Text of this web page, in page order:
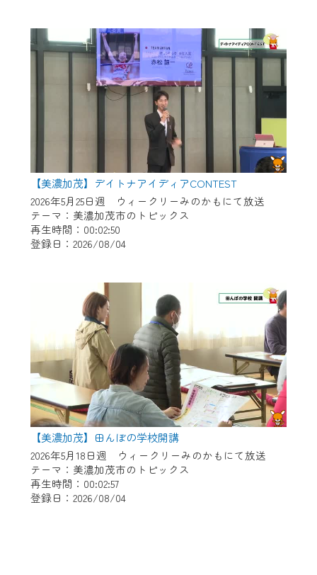
【美濃加茂】デイトナアイディアCONTEST
2026年5月25日週 ウィークリーみのかもにて放送
テーマ：美濃加茂市のトピックス
再生時間：00:02:50
登録日：2026/08/04
【美濃加茂】田んぼの学校開講
2026年5月18日週 ウィークリーみのかもにて放送
テーマ：美濃加茂市のトピックス
再生時間：00:02:57
登録日：2026/08/04